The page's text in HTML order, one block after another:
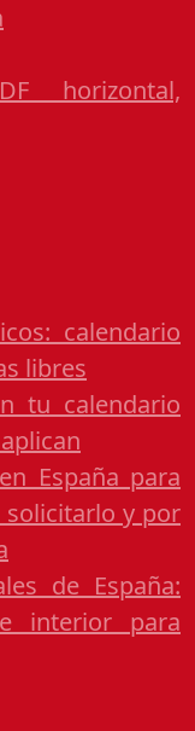
horizontal,
calendario
libres
tu calendario
España para
y por
de España:
interior para